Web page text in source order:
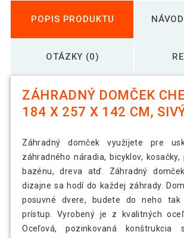
POPIS PRODUKTU
OTÁZKY (0)
ZÁHRADNÝ DOMČEK
184 X 257 X 142 CM,
Záhradný domček využijete pre
záhradného náradia, bicyklov,
bazénu, dreva atď. Záhradný
dizajne sa hodí do každej záhrady.
posuvné dvere, budete do neho tak
prístup. Vyrobený je z kvalitných
Oceľová, pozinkovaná konštrukcia